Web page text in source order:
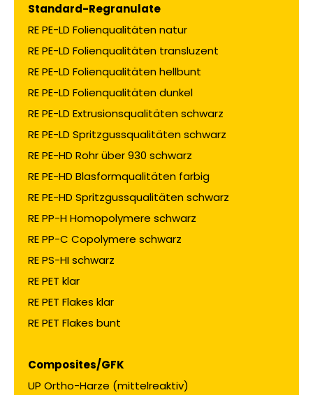
Standard-Regranulate
RE PE-LD Folienqualitäten natur
RE PE-LD Folienqualitäten transluzent
RE PE-LD Folienqualitäten hellbunt
RE PE-LD Folienqualitäten dunkel
RE PE-LD Extrusionsqualitäten schwarz
RE PE-LD Spritzgussqualitäten schwarz
RE PE-HD Rohr über 930 schwarz
RE PE-HD Blasformqualitäten farbig
RE PE-HD Spritzgussqualitäten schwarz
RE PP-H Homopolymere schwarz
RE PP-C Copolymere schwarz
RE PS-HI schwarz
RE PET klar
RE PET Flakes klar
RE PET Flakes bunt
Composites/GFK
UP Ortho-Harze (mittelreaktiv)